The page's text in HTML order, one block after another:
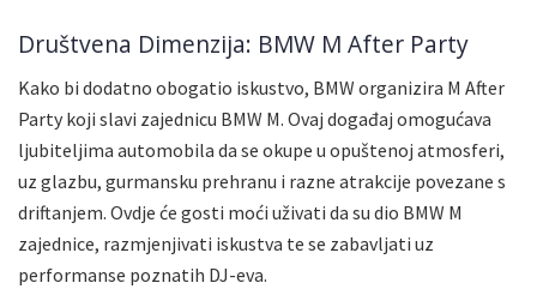
Društvena Dimenzija: BMW M After Party
Kako bi dodatno obogatio iskustvo, BMW organizira M After
Party koji slavi zajednicu BMW M. Ovaj događaj omogućava
ljubiteljima automobila da se okupe u opuštenoj atmosferi,
uz glazbu, gurmansku prehranu i razne atrakcije povezane s
driftanjem. Ovdje će gosti moći uživati da su dio BMW M
zajednice, razmjenjivati iskustva te se zabavljati uz
performanse poznatih DJ-eva.